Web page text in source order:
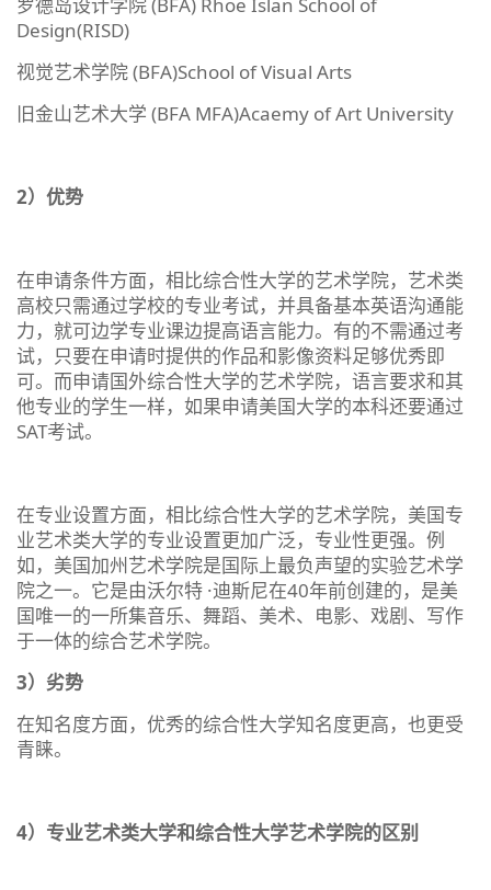
Design(RISD)
视觉艺术学院 (BFA)School of Visual Arts
旧金山艺术大学 (BFA MFA)Acaemy of Art University
2）优势
在申请条件方面，相比综合性大学的艺术学院，艺术类
高校只需通过学校的专业考试，并具备基本英语沟通能
力，就可边学专业课边提高语言能力。有的不需通过考
试，只要在申请时提供的作品和影像资料足够优秀即
可。而申请国外综合性大学的艺术学院，语言要求和其
他专业的学生一样，如果申请美国大学的本科还要通过
SAT考试。
在专业设置方面，相比综合性大学的艺术学院，美国专
业艺术类大学的专业设置更加广泛，专业性更强。例
如，美国加州艺术学院是国际上最负声望的实验艺术学
院之一。它是由沃尔特 ·迪斯尼在40年前创建的，是美
国唯一的一所集音乐、舞蹈、美术、电影、戏剧、写作
于一体的综合艺术学院。
3）劣势
在知名度方面，优秀的综合性大学知名度更高，也更受
青睐。
4）专业艺术类大学和综合性大学艺术学院的区别